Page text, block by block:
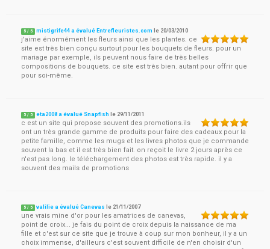
5 / 5 mistigrife44 a évalué Entrefleuristes.com le 20/03/2010
j'aime énormément les fleurs ainsi que les plantes. ce
site est très bien conçu surtout pour les bouquets de fleurs. pour un
mariage par exemple, ils peuvent nous faire de très belles
compositions de bouquets. ce site est très bien. autant pour offrir que
pour soi-même.
5 / 5 eta2008 a évalué Snapfish le 29/11/2011
c est un site qui propose souvent des promotions.ils
ont un très grande gamme de produits pour faire des cadeaux pour la
petite famille, comme les mugs et les livres photos que je commande
souvent la bas et il est très bien fait. on reçoit le livre 2 jours après ce
n'est pas long. le téléchargement des photos est très rapide. il y a
souvent des mails de promotions
5 / 5 valilie a évalué Canevas le 21/11/2007
une vrais mine d'or pour les amatrices de canevas,
point de croix... je fais du point de croix depuis la naissance de ma
fille et c'est sur ce site que je trouve à coup sur mon bonheur, il y a un
choix immense, d'ailleurs c'est souvent difficile de n'en choisir d'un